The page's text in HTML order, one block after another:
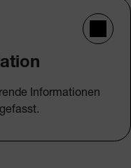
Informationen